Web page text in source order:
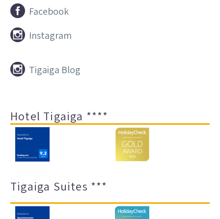

 Facebook

 Instagram

 Tigaiga Blog
Hotel Tigaiga ****
Tigaiga Suites ***